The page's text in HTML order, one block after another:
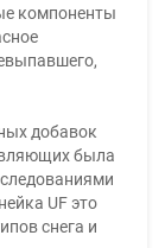
компоненты
добавок
была
UF это
снега и